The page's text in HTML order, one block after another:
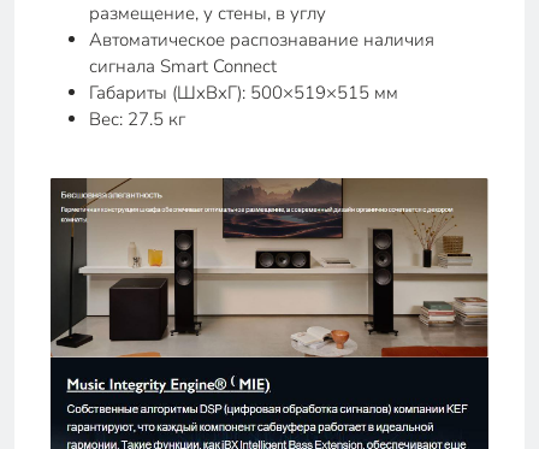
размещение, у стены, в углу
Автоматическое распознавание наличия
сигнала Smart Connect
Габариты (ШхВхГ): 500×519×515 мм
Вес: 27.5 кг